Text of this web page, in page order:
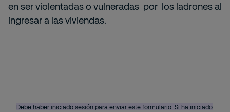
en ser violentadas o vulneradas por los ladrones al
ingresar a las viviendas.
Debe haber iniciado sesión para enviar este formulario. Si ha iniciado